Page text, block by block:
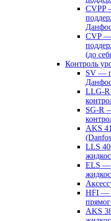
CVPP
CVP —
(до
Контроль
SV —
LLG-R
SG-R
AKS
LLS
ELS —
HFI —
AKS